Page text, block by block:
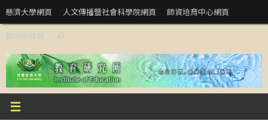
Skip
to
content
慈濟大學網頁 人文傳播暨社會科學院網頁 師資培育中心網頁
教研所首頁 Search